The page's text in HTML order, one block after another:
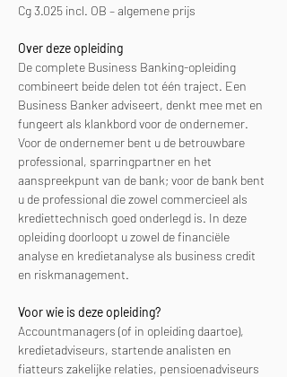
Cg 3.025 incl. OB – algemene prijs
Over deze opleiding
De complete Business Banking-opleiding
combineert beide delen tot één traject. Een
Business Banker adviseert, denkt mee met en
fungeert als klankbord voor de ondernemer.
Voor de ondernemer bent u de betrouwbare
professional, sparringpartner en het
aanspreekpunt van de bank; voor de bank bent
u de professional die zowel commercieel als
krediettechnisch goed onderlegd is. In deze
opleiding doorloopt u zowel de financiële
analyse en kredietanalyse als business credit
en riskmanagement.
Voor wie is deze opleiding?
Accountmanagers (of in opleiding daartoe),
kredietadviseurs, startende analisten en
fiatteurs zakelijke relaties, pensioenadviseurs